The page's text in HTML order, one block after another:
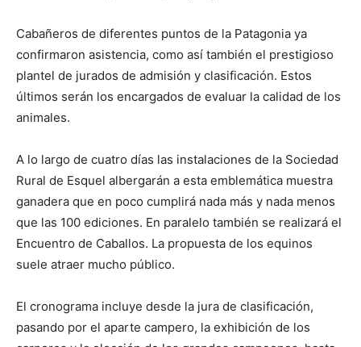
Cabañeros de diferentes puntos de la Patagonia ya
confirmaron asistencia, como así también el prestigioso
plantel de jurados de admisión y clasificación. Estos
últimos serán los encargados de evaluar la calidad de los
animales.
A lo largo de cuatro días las instalaciones de la Sociedad
Rural de Esquel albergarán a esta emblemática muestra
ganadera que en poco cumplirá nada más y nada menos
que las 100 ediciones. En paralelo también se realizará el
Encuentro de Caballos. La propuesta de los equinos
suele atraer mucho público.
El cronograma incluye desde la jura de clasificación,
pasando por el aparte campero, la exhibición de los